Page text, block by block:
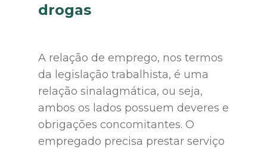
drogas
A relação de emprego, nos termos
da legislação trabalhista, é uma
relação sinalagmática, ou seja,
ambos os lados possuem deveres e
obrigações concomitantes. O
empregado precisa prestar serviço